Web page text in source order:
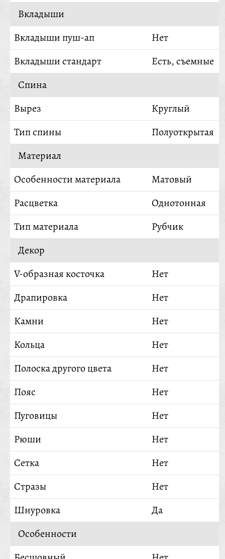
Вкладыши
Вкладыши пуш-ап
Нет
Вкладыши стандарт
Есть, съемные
Спина
Вырез
Круглый
Тип спины
Полуоткрытая
Материал
Особенности материала
Матовый
Расцветка
Однотонная
Тип материала
Рубчик
Декор
V-образная косточка
Нет
Драпировка
Нет
Камни
Нет
Кольца
Нет
Полоска другого цвета
Нет
Пояс
Нет
Пуговицы
Нет
Рюши
Нет
Сетка
Нет
Стразы
Нет
Шнуровка
Да
Особенности